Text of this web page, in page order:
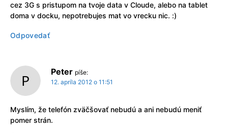
cez 3G s pristupom na tvoje data v Cloude, alebo na tablet
doma v docku, nepotrebujes mat vo vrecku nic. :)
Odpovedať
Peter píše:
12. apríla 2012 o 11:51
Myslím, že telefón zväčšovať nebudú a ani nebudú meniť
pomer strán.